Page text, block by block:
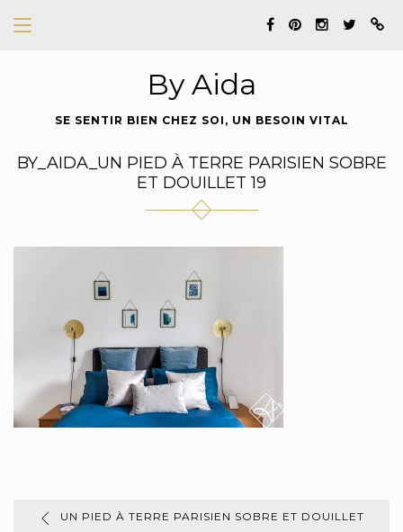
By Aida
SE SENTIR BIEN CHEZ SOI, UN BESOIN VITAL
BY_AIDA_UN PIED À TERRE PARISIEN SOBRE
ET DOUILLET 19
UN PIED À TERRE PARISIEN SOBRE ET DOUILLET